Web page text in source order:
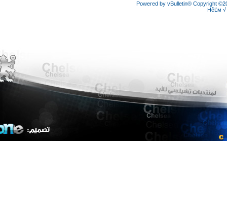
Powered by vBulletin®